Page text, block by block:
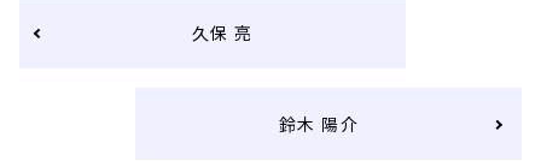
久保 亮
鈴木 陽介